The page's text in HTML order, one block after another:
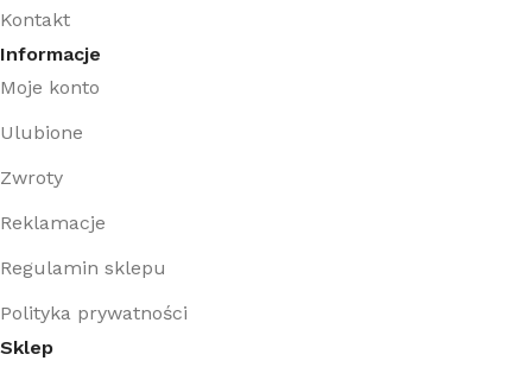
Kontakt
Informacje
Moje konto
Ulubione
Zwroty
Reklamacje
Regulamin sklepu
Polityka prywatności
Sklep